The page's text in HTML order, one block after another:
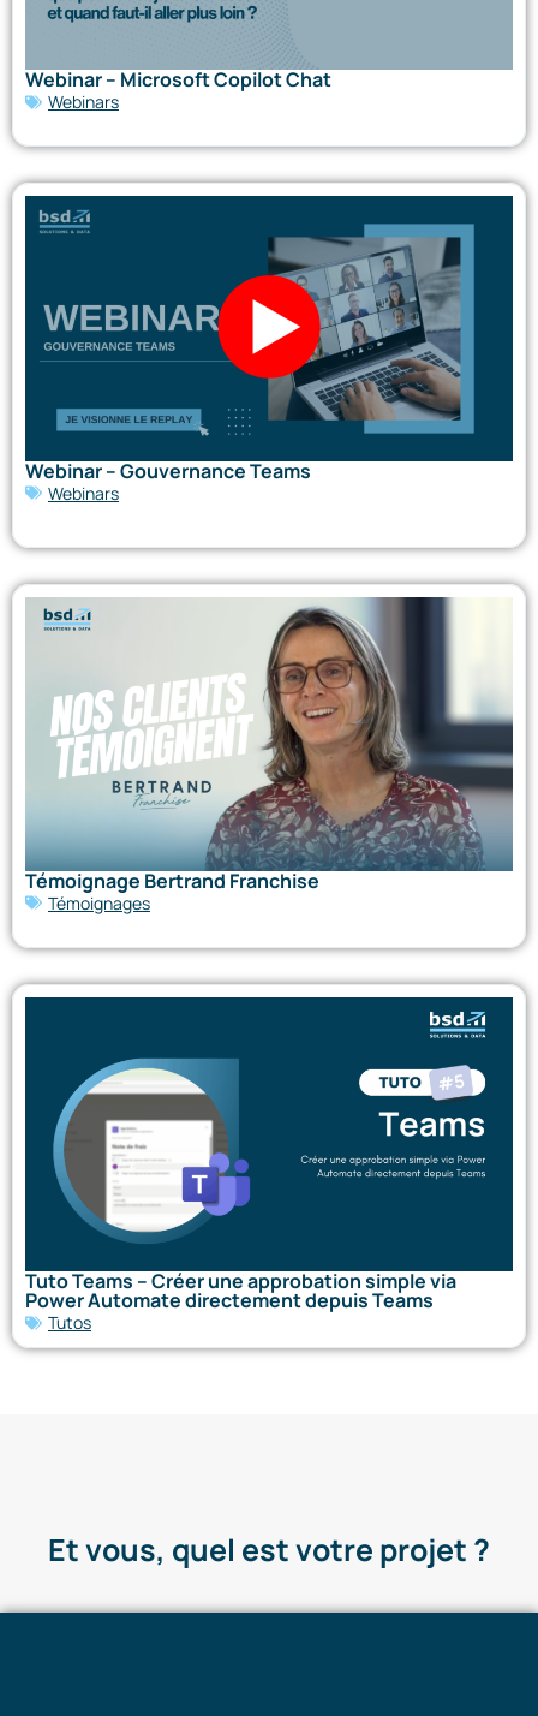
Webinar – Microsoft Copilot Chat
Webinars
Webinar – Gouvernance Teams
Webinars
Témoignage Bertrand Franchise
Témoignages
Tuto Teams – Créer une approbation simple via
Power Automate directement depuis Teams
Tutos
Et vous, quel est votre projet ?